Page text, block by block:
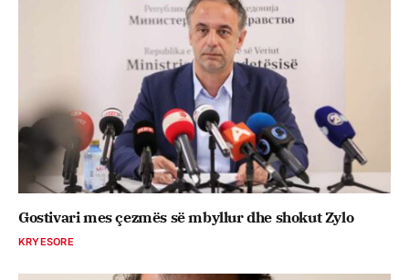
Gostivari mes çezmës së mbyllur dhe shokut Zylo
KRYESORE